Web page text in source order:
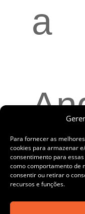
Para fornecer as
cookies para armazenar
consentimento para
como comportamento de
consentir ou retirar o
recursos e funções.
a
d